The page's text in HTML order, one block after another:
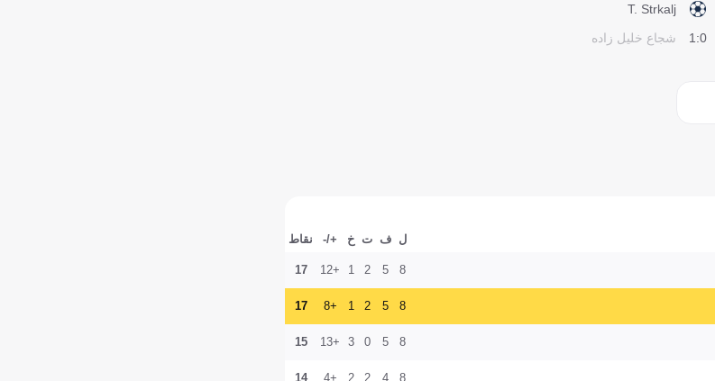
0:1
T. Strkalj
شجاع خليل زاده
ل ف ت خ +/- نقاط
8
5
2
1
+12
17
8
5
2
1
+8
17
8
5
0
3
+13
15
8
4
2
2
+4
14